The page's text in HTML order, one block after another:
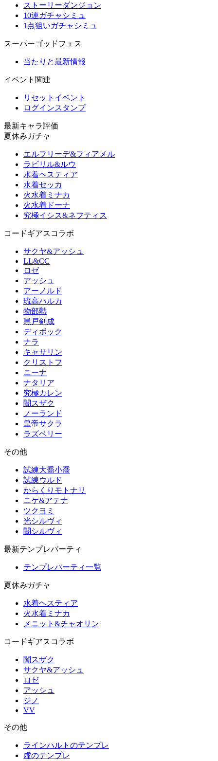
ストーリーダンジョン
10連ガチャシミュ
1点狙いガチャシミュ
スーパーゴッドフェス
当たりと最新情報
イベント関連
リセットイベント
ログインスタンプ
最新キャラ評価
夏休みガチャ
エルフリーデ&フィアメル
ラビリル&ルウ
水着ヘスティア
水着セッカ
火水着ミナカ
火水着ドーナ
究極イシス&ネフティス
コードギアスコラボ
サクヤ&アッシュ
LL&CC
ロゼ
アッシュ
アーノルド
琉高ハルカ
物部勲
黒戸剣成
ディボック
ナラ
キャサリン
クリストフ
ニーナ
ナタリア
究極カレン
闇スザク
ノーランド
皇帝サクラ
ラズベリー
その他
試練大喬小喬
試練ウルド
からくりモトナリ
ニケ&アテナ
ツクヨミ
光シルヴィ
闇シルヴィ
最新テンプレパーティ
テンプレパーティ一覧
夏休みガチャ
水着ヘスティア
火水着ミナカ
メニット&チャオリン
コードギアスコラボ
闇スザク
サクヤ&アッシュ
ロゼ
アッシュ
ジノ
VV
その他
ラインハルトのテンプレ
虚のテンプレ